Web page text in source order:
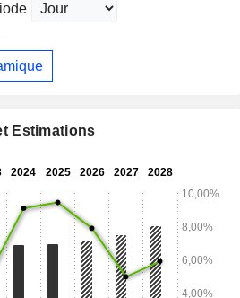
Estimations